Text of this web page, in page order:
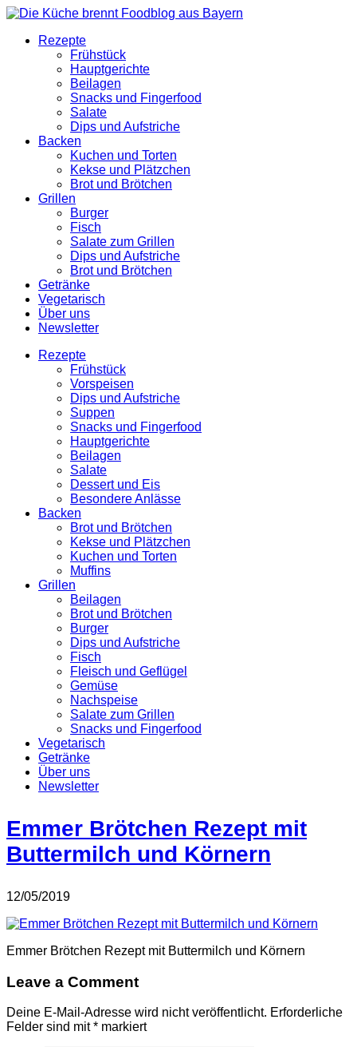
Rezepte
Frühstück
Hauptgerichte
Beilagen
Snacks und Fingerfood
Salate
Dips und Aufstriche
Backen
Kuchen und Torten
Kekse und Plätzchen
Brot und Brötchen
Grillen
Burger
Fisch
Salate zum Grillen
Dips und Aufstriche
Brot und Brötchen
Getränke
Vegetarisch
Über uns
Newsletter
Rezepte
Frühstück
Vorspeisen
Dips und Aufstriche
Suppen
Snacks und Fingerfood
Hauptgerichte
Beilagen
Salate
Dessert und Eis
Besondere Anlässe
Backen
Brot und Brötchen
Kekse und Plätzchen
Kuchen und Torten
Muffins
Grillen
Beilagen
Brot und Brötchen
Burger
Dips und Aufstriche
Fisch
Fleisch und Geflügel
Gemüse
Nachspeise
Salate zum Grillen
Snacks und Fingerfood
Vegetarisch
Getränke
Über uns
Newsletter
Emmer Brötchen Rezept mit
Buttermilch und Körnern
12/05/2019
Emmer Brötchen Rezept mit Buttermilch und Körnern
Leave a Comment
Deine E-Mail-Adresse wird nicht veröffentlicht. Erforderliche
Felder sind mit* markiert